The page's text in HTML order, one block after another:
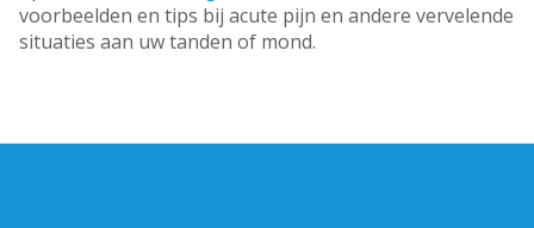
voorbeelden en tips bij acute pijn en andere vervelende
situaties aan uw tanden of mond.